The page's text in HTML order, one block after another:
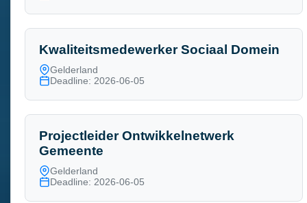
Kwaliteitsmedewerker Sociaal Domein
Gelderland
Deadline: 2026-06-05
Projectleider Ontwikkelnetwerk
Gemeente
Gelderland
Deadline: 2026-06-05